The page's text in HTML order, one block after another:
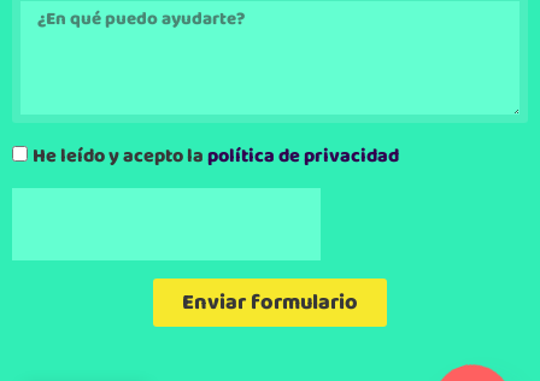
He leído y acepto lapolítica de privacidad
Enviar formulario